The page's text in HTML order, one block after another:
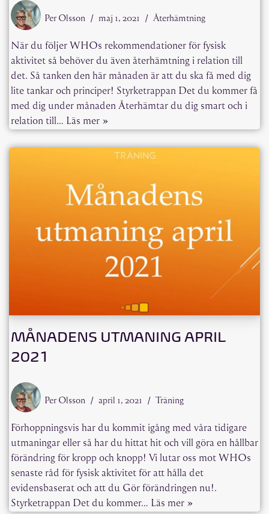
Per Olsson maj 1, 2021 Återhämtning
När du följer WHOs rekommendationer för fysisk
aktivitet så behöver du även återhämtning i relation till
det. Så tanken den här månaden är att du ska få med dig
lite tankar och principer! Styrketrappan Det du kommer få
med dig under månaden Återhämtar du dig smart och i
relation till… Läs mer »
MÅNADENS UTMANING APRIL
2021
Per Olsson april 1, 2021 Träning
Förhoppningsvis har du kommit igång med våra tidigare
utmaningar eller så har du hittat hit och vill göra en hållbar
förändring för kropp och knopp! Vi lutar oss mot WHOs
senaste råd för fysisk aktivitet för att hålla det
evidensbaserat och att du Gör förändringen nu!.
Styrketrappan Det du kommer… Läs mer »